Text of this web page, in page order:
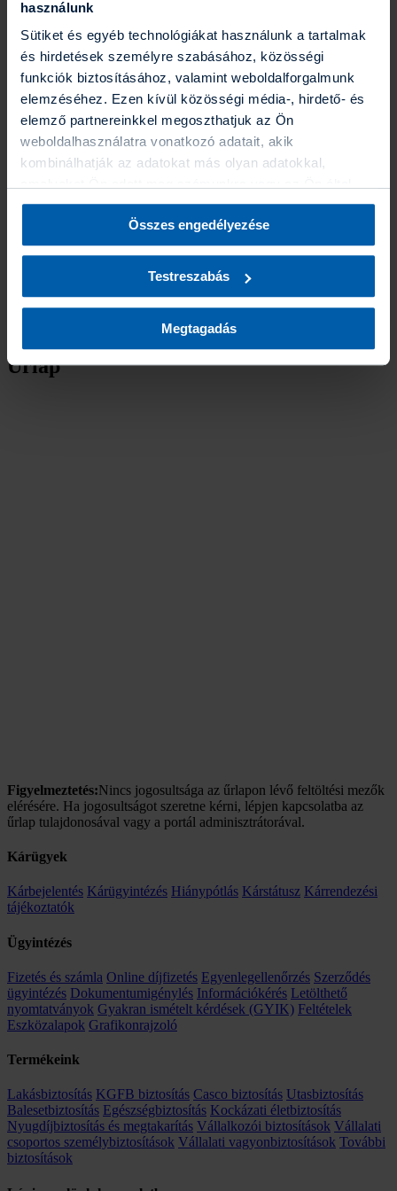
használunk
Sütiket és egyéb technológiákat használunk a tartalmak
és hirdetések személyre szabásához, közösségi
funkciók biztosításához, valamint weboldalforgalmunk
elemzéséhez. Ezen kívül közösségi média-, hirdető- és
elemző partnereinkkel megoszthatjuk az Ön
weboldalhasználatra vonatkozó adatait, akik
kombinálhatják az adatokat más olyan adatokkal,
használt más szolgáltatásokból gyűjtöttek. A “Részletek
megjelenítése” gombra kattintva bármikor dönthet arról,
hogy milyen alkalmazásokat szeretne engedélyezni. A
Biztosító által folytatott adatkezelésekről további
Összes engedélyezése
Testreszabás
Megtagadás
Üzleti jelentések
Gyakornoki program
Blog
Energetikai szakreferensi jelentés
Együttműködő partnereink
ESG törekvéseink
Kapcsolat
Kapcsolat
Elérhetőségek
Sajtókapcsolat
Visszaélés bejelentése
Hiánypótlás baleset- és
egészségbiztosításhoz
Űrlap
Figyelmeztetés:Nincs jogosultsága az űrlapon lévő feltöltési mezők
elérésére. Ha jogosultságot szeretne kérni, lépjen kapcsolatba az
űrlap tulajdonosával vagy a portál adminisztrátorával.
Kárügyek
Kárbejelentés Kárügyintézés Hiánypótlás Kárstátusz Kárrendezési
tájékoztatók
Ügyintézés
Fizetés és számla Online díjfizetés Egyenlegellenőrzés Szerződés
ügyintézés Dokumentumigénylés Információkérés Letölthető
nyomtatványok Gyakran ismételt kérdések (GYIK) Feltételek
Eszközalapok Grafikonrajzoló
Termékeink
Lakásbiztosítás KGFB biztosítás Casco biztosítás Utasbiztosítás
Balesetbiztosítás Egészségbiztosítás Kockázati életbiztosítás
Nyugdíjbiztosítás és megtakarítás Vállalkozói biztosítások Vállalati
csoportos személybiztosítások Vállalati vagyonbiztosítások További
biztosítások